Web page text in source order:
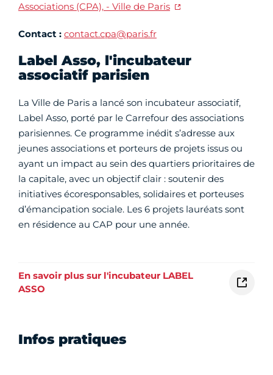
Associations (CPA), - Ville de Paris
Contact : contact.cpa@paris.fr
Label Asso, l'incubateur
associatif parisien
La Ville de Paris a lancé son incubateur associatif,
Label Asso, porté par le Carrefour des associations
parisiennes. Ce programme inédit s’adresse aux
jeunes associations et porteurs de projets issus ou
ayant un impact au sein des quartiers prioritaires de
la capitale, avec un objectif clair : soutenir des
initiatives écoresponsables, solidaires et porteuses
d’émancipation sociale. Les 6 projets lauréats sont
en résidence au CAP pour une année.
En savoir plus sur l'incubateur LABEL
ASSO
Infos pratiques